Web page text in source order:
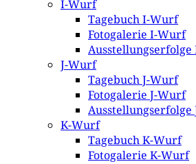
I-Wurf
Tagebuch I-Wurf
Fotogalerie I-Wurf
J-Wurf
Tagebuch J-Wurf
Fotogalerie J-Wurf
Ausstellungserfolge
K-Wurf
Tagebuch K-Wurf
Fotogalerie K-Wurf